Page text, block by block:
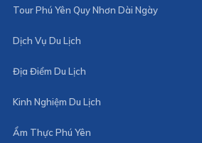
Tour Phú Yên Quy Nhơn Dài Ngày
Dịch Vụ Du Lịch
Địa Điểm Du Lịch
Kinh Nghiệm Du Lịch
Ẩm Thực Phú Yên